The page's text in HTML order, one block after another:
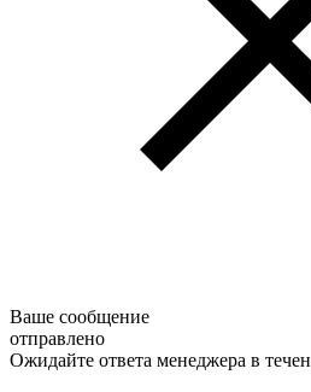
Ваше сообщение
отправлено
Ожидайте ответа менеджера в